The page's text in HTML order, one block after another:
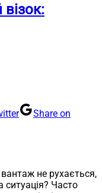
Share on
не рухається,
Часто